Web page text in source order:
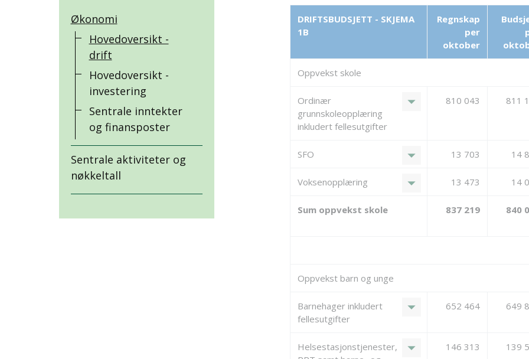
Økonomi
Hovedoversikt -
drift
Hovedoversikt -
investering
Sentrale inntekter
og finansposter
Sentrale aktiviteter og
nøkkeltall
DRIFTSBUDSJETT - SKJEMA
1B
Regnskap
per
oktober
Oppvekst skole
Ordinær
grunnskoleopplæring
inkludert fellesutgifter
arrow_drop_down 810 043 811
SFO arrow_drop_down 13 703 14
Voksenopplæring arrow_drop_down 13 473 14
Sum oppvekst skole 837 219 840
Oppvekst barn og unge
Barnehager inkludert
fellesutgifter
arrow_drop_down 652 464 649
Helsestasjonstjenester,
arrow_drop_down 146 313 139